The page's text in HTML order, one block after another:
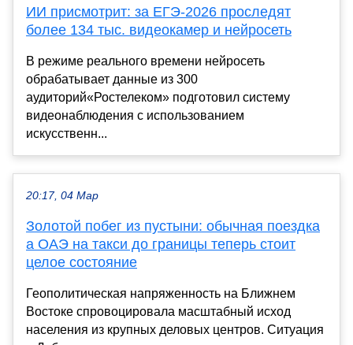
ИИ присмотрит: за ЕГЭ-2026 проследят
более 134 тыс. видеокамер и нейросеть
В режиме реального времени нейросеть
обрабатывает данные из 300
аудиторий«Ростелеком» подготовил систему
видеонаблюдения с использованием
искусственн...
20:17, 04 Мар
Золотой побег из пустыни: обычная поездка
а ОАЭ на такси до границы теперь стоит
целое состояние
Геополитическая напряженность на Ближнем
Востоке спровоцировала масштабный исход
населения из крупных деловых центров. Ситуация